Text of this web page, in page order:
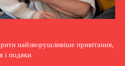
найзворушливіше привітання,
і подяки